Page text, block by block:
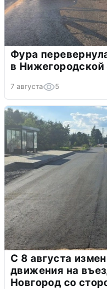
Фура
в Нижегородской
7 августа 5
С 8 августа
движения на
Новгород со